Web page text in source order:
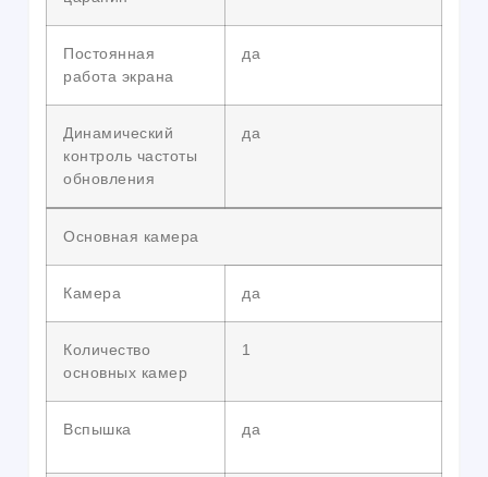
Постоянная
работа экрана
да
Динамический
контроль частоты
обновления
да
Основная камера
Камера да
Количество
основных камер
1
Вспышка да